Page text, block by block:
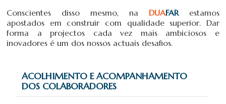
Conscientes disso mesmo, na DUAFARestamos
apostados em construir com qualidade superior. Dar
forma a projectos cada vez mais ambiciosos e
inovadores é um dos nossos actuais desafios.
ACOLHIMENTO E ACOMPANHAMENTO
DOS COLABORADORES